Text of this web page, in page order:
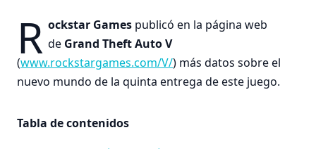
R ockstar Games publicó en la página web
de Grand Theft Auto V
(www.rockstargames.com/V/) más datos sobre el
nuevo mundo de la quinta entrega de este juego.
Tabla de contenidos